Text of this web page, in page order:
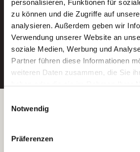
personalisieren, Funktionen für
zu können und die Zugriffe auf
analysieren. Außerdem geben wir
Verwendung unserer Website an
soziale Medien, Werbung und
Partner führen diese Informationen
weiteren Daten zusammen, die Sie
Wenn Sie auf „Cookies zulassen“
Sie der Speicherung sämtlicher
Ihre Einwilligung selbstverständlich
indem Sie die Cookie-Einstellungen
Notwendig
Präferenzen
Ein kostenloser
Jobs.
E-Mail-Adresse
Betreiber der Webseite
Kantstraße 45a